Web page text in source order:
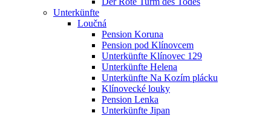
Unterkünfte
Loučná
Pension Koruna
Pension pod Klínovcem
Unterkünfte Klínovec 129
Unterkünfte Helena
Unterkünfte Na Kozím plácku
Klínovecké louky
Pension Lenka
Unterkünfte Jipan